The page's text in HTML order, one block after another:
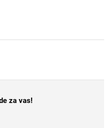
za vas!